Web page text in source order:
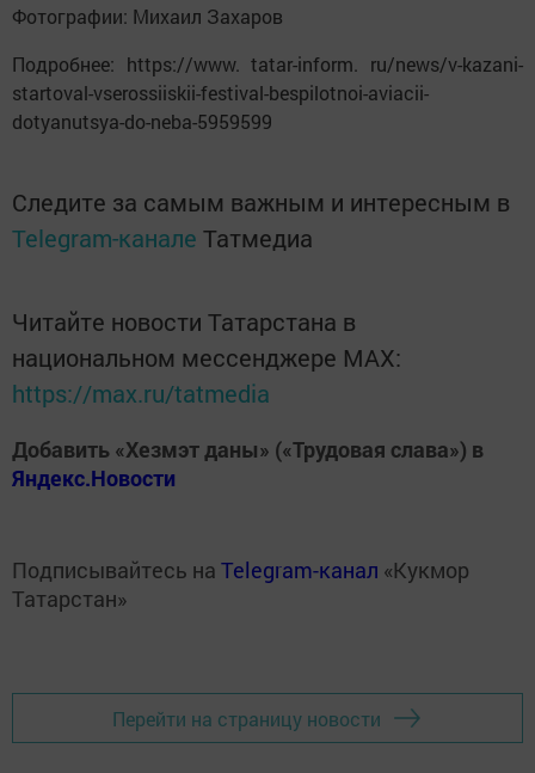
Фотографии: Михаил Захаров
Подробнее: https://www. tatar-inform. ru/news/v-kazani-
startoval-vserossiiskii-festival-bespilotnoi-aviacii-
dotyanutsya-do-neba-5959599
Следите за самым важным и интересным в
Telegram-канале Татмедиа
Читайте новости Татарстана в
национальном мессенджере MАХ:
https://max.ru/tatmedia
Добавить «Хезмэт даны» («Трудовая слава») в
Яндекс.Новости
Подписывайтесь на Telegram-канал «Кукмор
Татарстан»
Перейти на страницу новости